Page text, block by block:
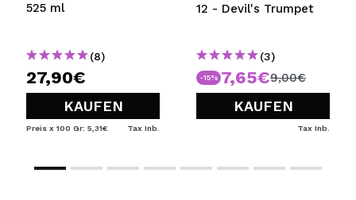
525 ml
(8)
27,90€
KAUFEN
Preis x 100 Gr: 5,31€ Tax Inb.
12 - Devil's Trumpet
(3)
-15% 7,65€9,00€
KAUFEN
Tax Inb.